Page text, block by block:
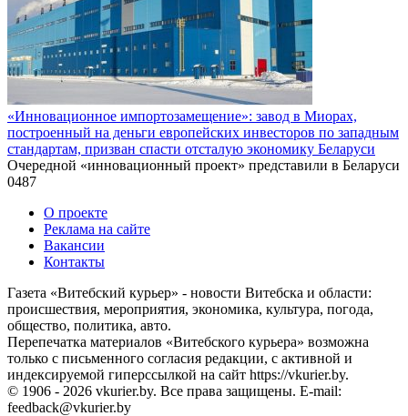
«Инновационное импортозамещение»: завод в Миорах,
построенный на деньги европейских инвесторов по западным
стандартам, призван спасти отсталую экономику Беларуси
Очередной «инновационный проект» представили в Беларуси
0487
О проекте
Реклама на сайте
Вакансии
Контакты
Газета «Витебский курьер» - новости Витебска и области:
происшествия, мероприятия, экономика, культура, погода,
общество, политика, авто.
Перепечатка материалов «Витебского курьера» возможна
только с письменного согласия редакции, с активной и
индексируемой гиперссылкой на сайт https://vkurier.by.
© 1906 - 2026 vkurier.by. Все права защищены. E-mail:
feedback@vkurier.by